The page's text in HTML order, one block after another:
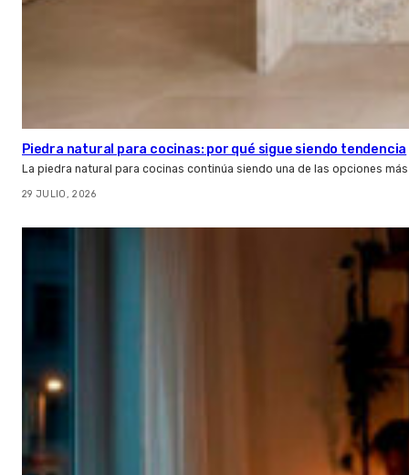
Piedra natural para cocinas: por qué sigue siendo tendencia
La piedra natural para cocinas continúa siendo una de las opciones
29 JULIO, 2026